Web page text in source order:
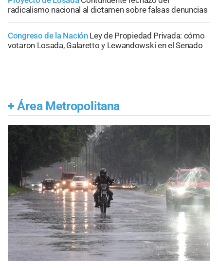
radicalismo nacional al dictamen sobre falsas denuncias
Congreso de la Nación Ley de Propiedad Privada: cómo
votaron Losada, Galaretto y Lewandowski en el Senado
+ Área Metropolitana